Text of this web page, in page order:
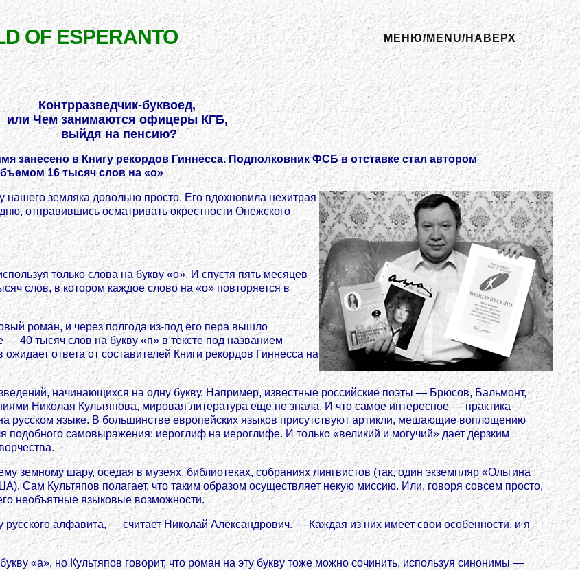
OF ESPERANTO МЕНЮ/MENU/НАВЕРХ
Контрразведчик-буквоед,
или Чем занимаются офицеры КГБ,
выйдя на пенсию?
занесено в Книгу рекордов Гиннесса. Подполковник ФСБ в отставке стал автором
16 тысяч слов на «о»
нашего земляка довольно просто. Его вдохновила нехитрая
отправившись осматривать окрестности Онежского
только слова на букву «о». И спустя пять месяцев
слов, в котором каждое слово на «о» повторяется в
роман, и через полгода из-под его пера вышло
40 тысяч слов на букву «п» в тексте под названием
ответа от составителей Книги рекордов Гиннесса на
начинающихся на одну букву. Например, известные российские поэты — Брюсов, Бальмонт,
Николая Культяпова, мировая литература еще не знала. И что самое интересное — практика
русском языке. В большинстве европейских языков присутствуют артикли, мешающие воплощению
подобного самовыражения: иероглиф на иероглифе. И только «великий и могучий» дает дерзким
земному шару, оседая в музеях, библиотеках, собраниях лингвистов (так, один экземпляр «Ольгина
Сам Культяпов полагает, что таким образом осуществляет некую миссию. Или, говоря совсем просто,
необъятные языковые возможности.
алфавита, — считает Николай Александрович. — Каждая из них имеет свои особенности, и я
«а», но Культяпов говорит, что роман на эту букву тоже можно сочинить, используя синонимы —